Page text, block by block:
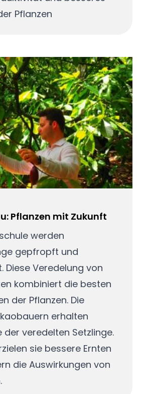
Pflanzen
Pflanzen mit Zukunft
werden
gepfropft und
Diese Veredelung von
kombiniert die besten
der Pflanzen. Die
erhalten
der veredelten Setzlinge.
sie bessere Ernten
die Auswirkungen von